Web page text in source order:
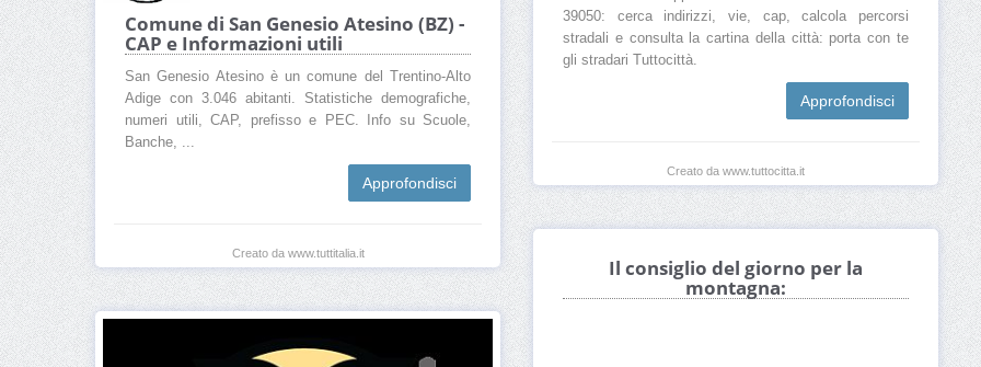
Comune di San Genesio Atesino (BZ) -
CAP e Informazioni utili
San Genesio Atesino è un comune del Trentino-Alto
Adige con 3.046 abitanti. Statistiche demografiche,
numeri utili, CAP, prefisso e PEC. Info su Scuole,
Banche, ...
Approfondisci
Creato da www.tuttitalia.it
39050: cerca indirizzi, vie, cap, calcola percorsi
stradali e consulta la cartina della città: porta con te
gli stradari Tuttocittà.
Approfondisci
Creato da www.tuttocitta.it
Il consiglio del giorno per la
montagna: